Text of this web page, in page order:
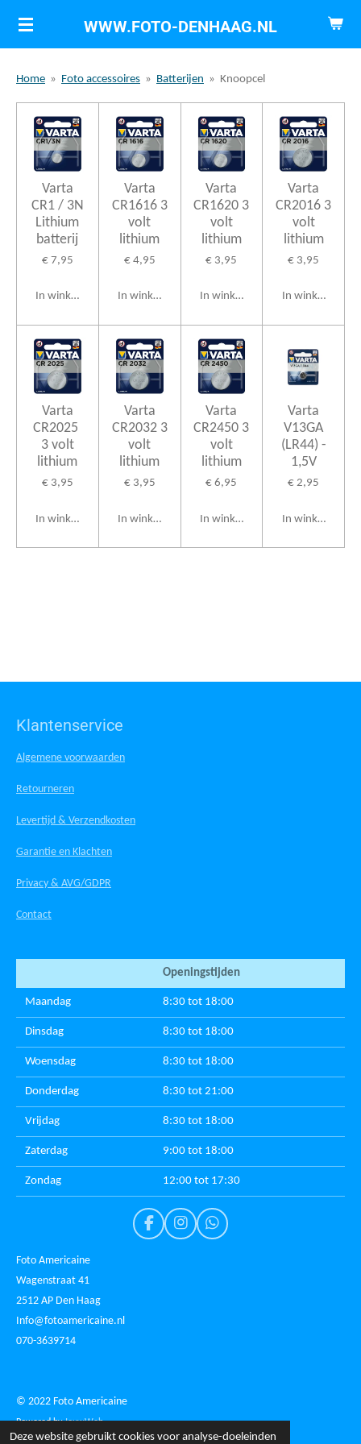
Deze website gebruikt cookies voor analyse-doeleinden
Ga
de
hoofdinhoud
WWW.FOTO-DENHAAG.NL
Home » Foto accessoires » Batterijen » Knoopcel
Varta
CR1 / 3N
Lithium
batterij
€ 7,95
In winkelwagen
Varta
CR1616 3
volt
lithium
€ 4,95
In winkelwagen
Varta
CR1620 3
volt
lithium
€ 3,95
In winkelwagen
Varta
CR2016 3
volt
lithium
€ 3,95
In winkelwagen
Varta
CR2025
3 volt
lithium
€ 3,95
In winkelwagen
Varta
CR2032 3
volt
lithium
€ 3,95
In winkelwagen
Varta
CR2450 3
volt
lithium
€ 6,95
In winkelwagen
Varta
V13GA
(LR44) -
1,5V
€ 2,95
In winkelwagen
Klantenservice
Algemene voorwaarden
Retourneren
Levertijd & Verzendkosten
Garantie en Klachten
Privacy & AVG/GDPR
Contact
Openingstijden
Maandag 8:30 tot 18:00
Dinsdag 8:30 tot 18:00
Woensdag 8:30 tot 18:00
Donderdag 8:30 tot 21:00
Vrijdag 8:30 tot 18:00
Zaterdag 9:00 tot 18:00
Zondag 12:00 tot 17:30
F
I
W
Foto Americaine
Wagenstraat 41
2512 AP Den Haag
Info@fotoamericaine.nl
070-3639714
© 2022 Foto Americaine
Powered byJouwWeb